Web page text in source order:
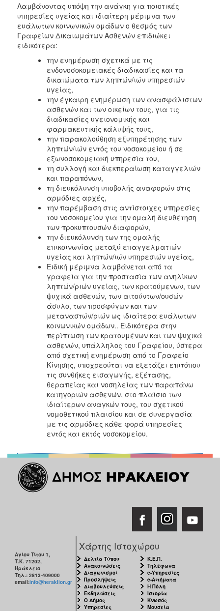
Λαμβάνοντας υπόψη την ανάγκη για ποιοτικές
υπηρεσίες υγείας και ιδιαίτερη μέριμνα των
ευάλωτων κοινωνικών ομάδων ο θεσμός των
Γραφείων Δικαιωμάτων Ασθενών επιδιώκει
ειδικότερα:
την ενημέρωση σχετικά με τις
ενδονοσοκομειακές διαδικασίες και τα
δικαιώματα των ληπτών/ιών υπηρεσιών
υγείας,
την έγκαιρη ενημέρωση των ανασφάλιστων
ασθενών και των οικείων τους, για τις
διαδικασίες υγειονομικής και
φαρμακευτικής κάλυψής τους,
την παρακολούθηση εξυπηρέτησης των
ληπτών/ιών εντός του νοσοκομείου ή σε
εξωνοσοκομειακή υπηρεσία του,
τη συλλογή και διεκπεραίωση καταγγελιών
και παραπόνων,
τη διευκόλυνση υποβολής αναφορών στις
αρμόδιες αρχές,
την παρέμβαση στις αντίστοιχες υπηρεσίες
του νοσοκομείου για την ομαλή διευθέτηση
των προκυπτουσών διαφορών,
την διευκόλυνση των της ομαλής
επικοινωνίας μεταξύ επαγγελματιών
υγείας και ληπτών/ιών υπηρεσιών υγείας,
Ειδική μέριμνα λαμβάνεται από τα
γραφεία για την προστασία των ανηλίκων
ληπτών/ριών υγείας, των κρατούμενων, των
ψυχικά ασθενών, των αιτούντων/ουσών
άσυλο, των προσφύγων και των
μεταναστών/ριών ως ιδιαίτερα ευάλωτων
κοινωνικών ομάδων.. Ειδικότερα στην
περίπτωση των κρατουμένων και των ψυχικά
ασθενών, υπάλληλος του Γραφείου, ύστερα
από σχετική ενημέρωση από το Γραφείο
Κίνησης, υποχρεούται να εξετάζει επιτόπου
τις συνθήκες εισαγωγής, εξέτασης,
θεραπείας και νοσηλείας των παραπάνω
κατηγοριών ασθενών, στο πλαίσιο των
ιδιαίτερων αναγκών τους, του σχετικού
νομοθετικού πλαισίου και σε συνεργασία
με τις αρμόδιες κάθε φορά υπηρεσίες
εντός και εκτός νοσοκομείου.
Αγίου Τίτου 1,
Τ.Κ. 71202,
Ηράκλειο
Τηλ.: 2813-409000
email:info@heraklion.gr
Χάρτης Ιστοχώρου
Δελτία Τύπου
Ανακοινώσεις
Διαγωνισμοί
Προσλήψεις
Διαβουλεύσεις
Εκδηλώσεις
Ο Δήμος
Υπηρεσίες
Κ.Ε.Π.
Τηλέφωνα
e-Υπηρεσίες
e-Αιτήματα
Η Πόλη
Ιστορία
Κνωσός
Μουσεία